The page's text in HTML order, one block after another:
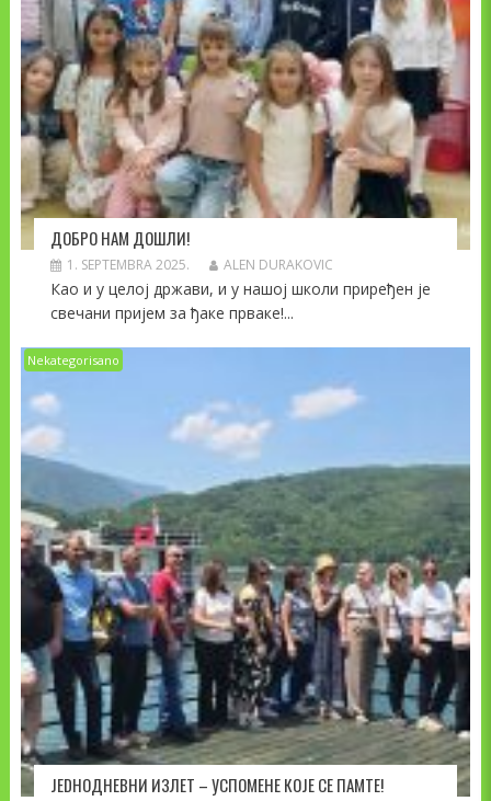
ДОБРО НАМ ДОШЛИ!
1. SEPTEMBRA 2025. ALEN DURAKOVIC
Као и у целој држави, и у нашој школи приређен је
свечани пријем за ђаке прваке!...
Nekategorisano
JEDНОДНЕВНИ ИЗЛЕТ – УСПОМЕНЕ КОЈЕ СЕ ПАМТЕ!